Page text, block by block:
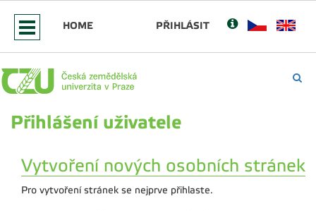
HOME PŘIHLÁSIT
Přihlášení uživatele
Vytvoření nových osobních stránek
Pro vytvoření stránek se nejprve přihlaste.